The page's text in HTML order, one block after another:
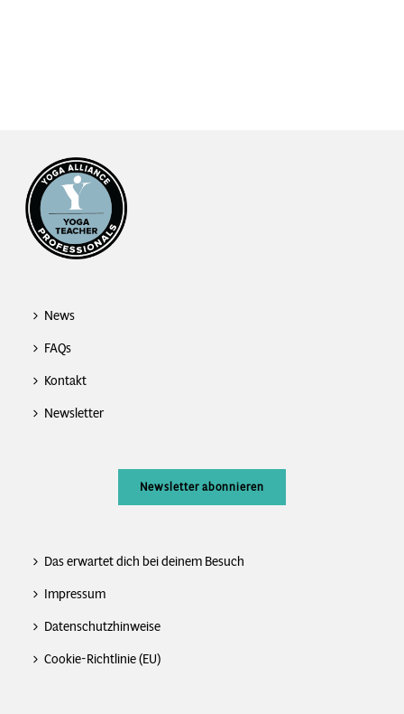
News
FAQs
Kontakt
Newsletter
Newsletter abonnieren
Das erwartet dich bei deinem Besuch
Impressum
Datenschutzhinweise
Cookie-Richtlinie (EU)